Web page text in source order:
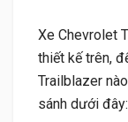
Xe Chevrolet
thiết kế trên,
Trailblazer
sánh dưới đây: